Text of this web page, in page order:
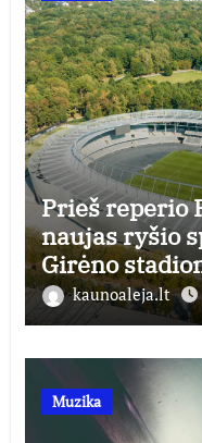
Prieš reperio
naujas ryšio
Girėno
kaunoaleja.lt
Muzika